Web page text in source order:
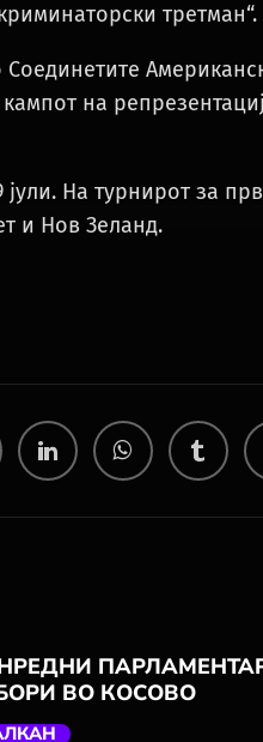
третман“.
на
На турнирот за
и Нов Зеланд.
ВО КОСОВО